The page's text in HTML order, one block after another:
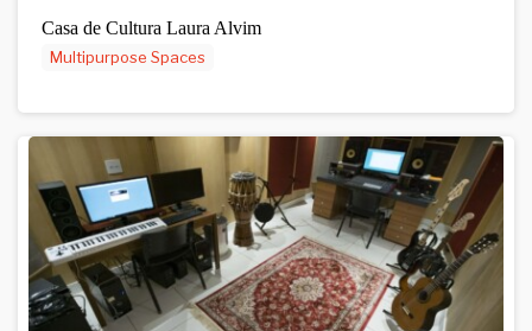
Casa de Cultura Laura Alvim
Multipurpose Spaces